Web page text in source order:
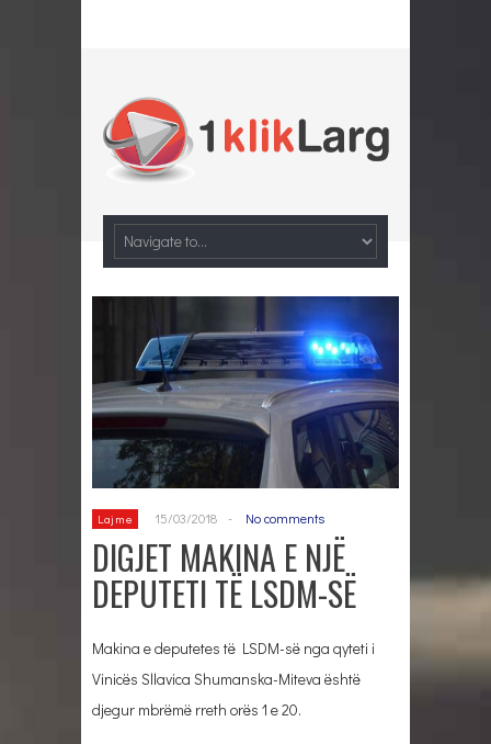
Lajme 15/03/2018 - No comments
DIGJET MAKINA E NJË
DEPUTETI TË LSDM-SË
Makina e deputetes të LSDM-së nga qyteti i
Vinicës Sllavica Shumanska-Miteva është
djegur mbrëmë rreth orës 1 e 20.